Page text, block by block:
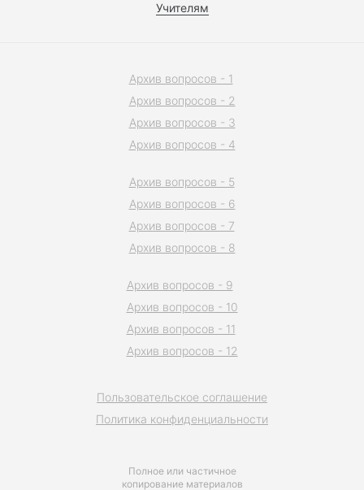
Учителям
Полное или частичное
копирование материалов
Пользовательское соглашение
Политика конфиденциальности
Архив вопросов - 1
Архив вопросов - 2
Архив вопросов - 3
Архив вопросов - 4
Архив вопросов - 5
Архив вопросов - 6
Архив вопросов - 7
Архив вопросов - 8
Архив вопросов - 9
Архив вопросов - 10
Архив вопросов - 11
Архив вопросов - 12